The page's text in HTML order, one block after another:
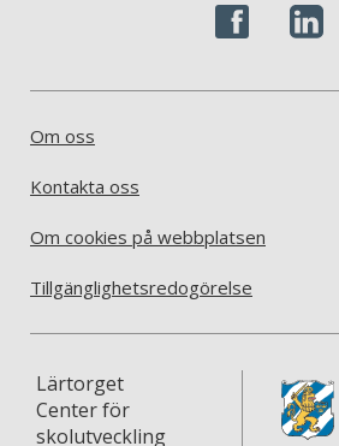
Om oss
Kontakta oss
Om cookies på webbplatsen
Tillgänglighetsredogörelse
Lärtorget
Center för
skolutveckling